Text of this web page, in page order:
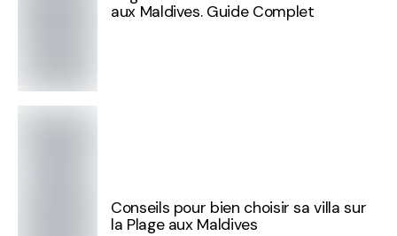
aux Maldives. Guide Complet
Conseils pour bien choisir sa villa sur
la Plage aux Maldives